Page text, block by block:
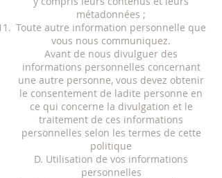
métadonnées ;
Toute autre information personnelle que
vous nous communiquez.
Avant de nous divulguer des
informations personnelles concernant
une autre personne, vous devez obtenir
le consentement de ladite personne en
ce qui concerne la divulgation et le
traitement de ces informations
personnelles selon les termes de cette
politique
D. Utilisation de vos informations
personnelles